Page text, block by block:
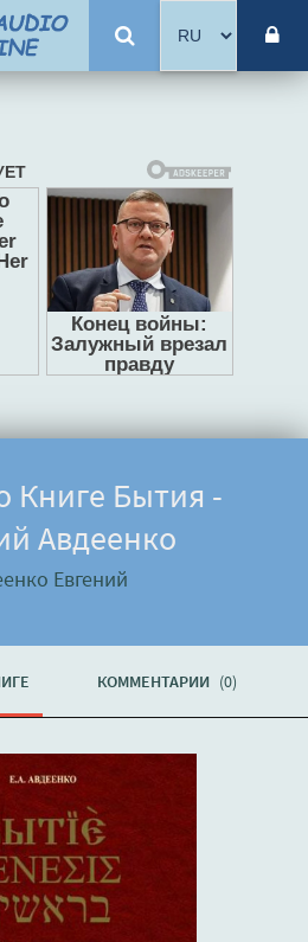
Книге Бытия -
Авдеенко
Евгений
КОММЕНТАРИИ (0)